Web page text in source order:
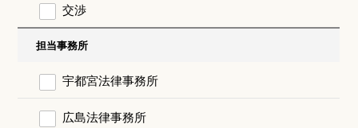
交渉
担当事務所
宇都宮法律事務所
広島法律事務所